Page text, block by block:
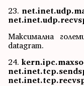
23.
Максимална
datagram.
24.